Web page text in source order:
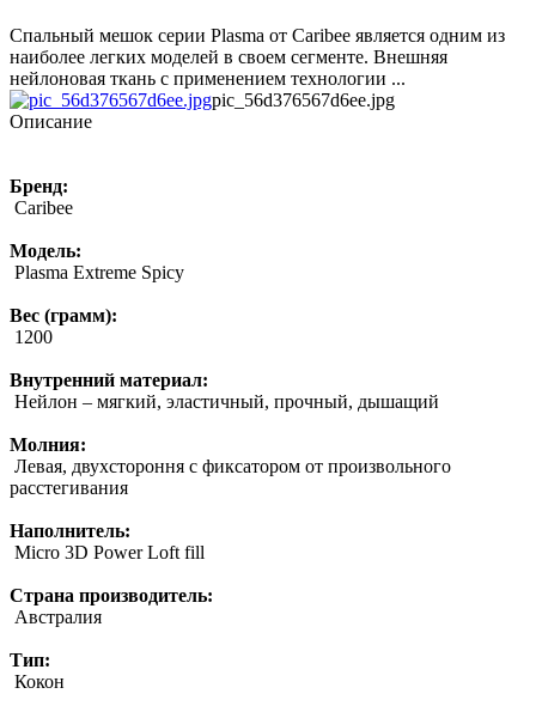
Спальный мешок серии Plasma от Caribee является одним из
наиболее легких моделей в своем сегменте. Внешняя
нейлоновая ткань с применением технологии ...
pic_56d376567d6ee.jpg
Описание
Бренд:
Caribee
Модель:
Plasma Extreme Spicy
Вес (грамм):
1200
Внутренний материал:
Нейлон – мягкий, эластичный, прочный, дышащий
Молния:
Левая, двухстороння с фиксатором от произвольного
расстегивания
Наполнитель:
Micro 3D Power Loft fill
Страна производитель:
Австралия
Тип:
Кокон